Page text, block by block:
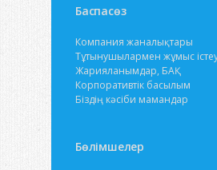
Баспасөз
Компания жаналықтары
Тұтынушылармен жұмыс
Жарияланымдар, БАҚ
Корпоративтік басылым
Біздің кәсіби мамандар
Бөлімшелер